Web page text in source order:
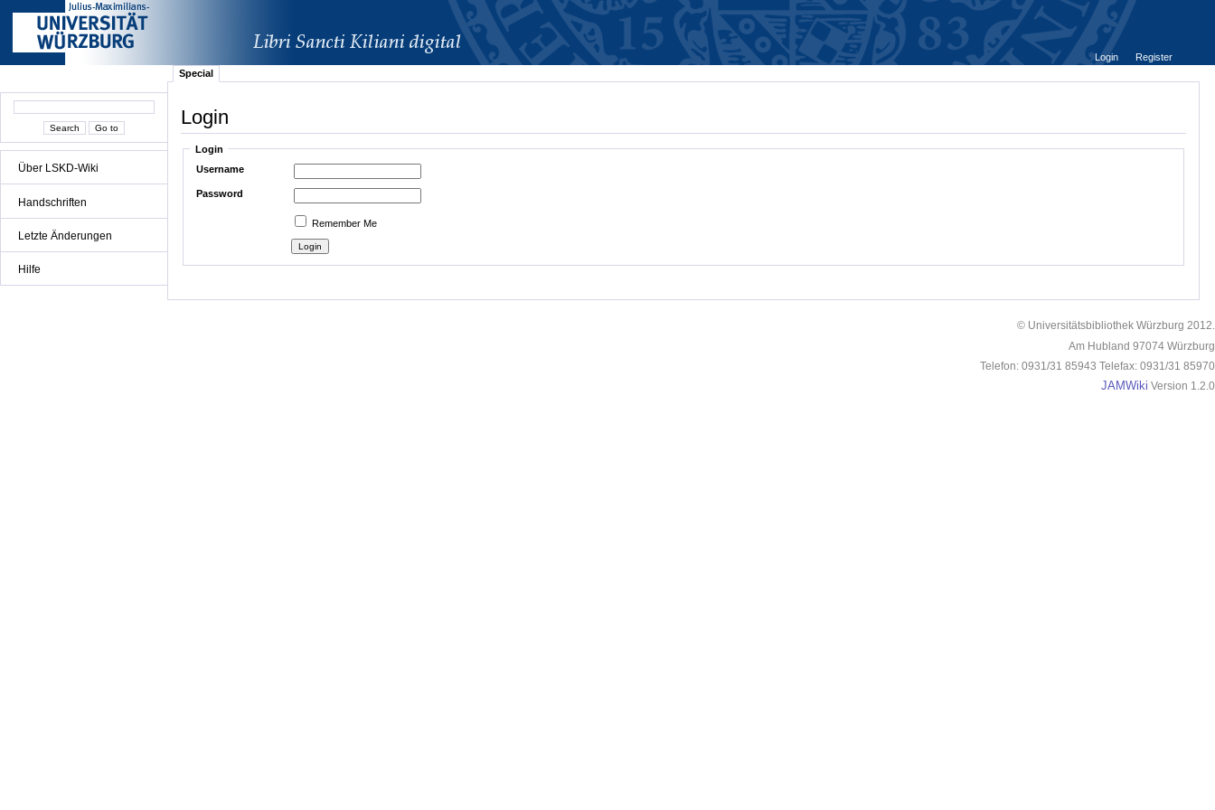
Über LSKD-Wiki
Handschriften
Letzte Änderungen
Hilfe
Login
Register
Special
Login
Login
Username
Password
Remember Me
© Universitätsbibliothek Würzburg 2012.
Am Hubland 97074 Würzburg
Telefon: 0931/31 85943 Telefax: 0931/31 85970
JAMWiki Version 1.2.0